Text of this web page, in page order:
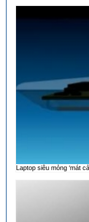
Laptop siêu mỏng ‘mát